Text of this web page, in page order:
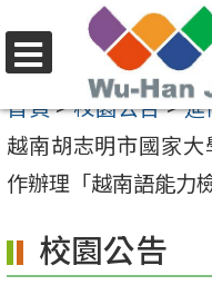
至
要
內
區
選
單
首頁>校園公告>進
越南胡志明市國家
作辦理「越南語能力
校園公告